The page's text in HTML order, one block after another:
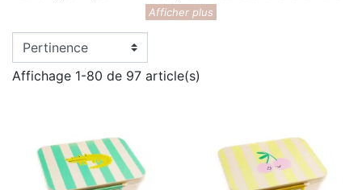
pour les enfants.
Affichage 1-80 de 97 article(s)